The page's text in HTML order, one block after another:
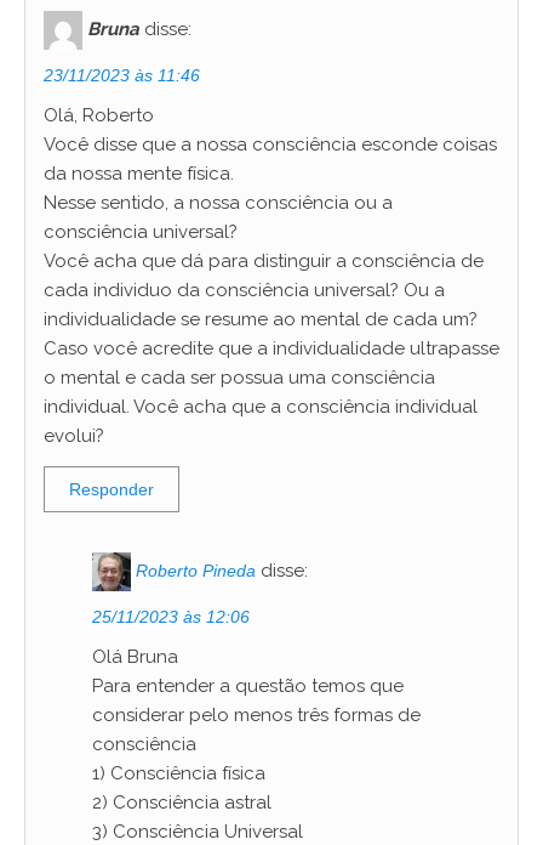
Bruna disse:
23/11/2023 às 11:46
Olá, Roberto
Você disse que a nossa consciência esconde coisas
da nossa mente física.
Nesse sentido, a nossa consciência ou a
consciência universal?
Você acha que dá para distinguir a consciência de
cada individuo da consciência universal? Ou a
individualidade se resume ao mental de cada um?
Caso você acredite que a individualidade ultrapasse
o mental e cada ser possua uma consciência
individual. Você acha que a consciência individual
evolui?
Responder
Roberto Pineda disse:
25/11/2023 às 12:06
Olá Bruna
Para entender a questão temos que
considerar pelo menos três formas de
consciência
1) Consciência física
2) Consciência astral
3) Consciência Universal